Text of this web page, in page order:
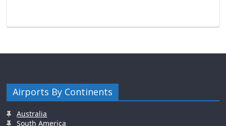
Airports By Continents
Australia
South America